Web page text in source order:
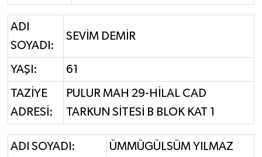
ADI
SOYADI:
SEVİM DEMİR
YAŞI: 61
TAZİYE
ADRESİ:
PULUR MAH 29-HİLAL CAD
TARKUN SİTESİ B BLOK KAT 1
ADI SOYADI: ÜMMÜGÜLSÜM YILMAZ